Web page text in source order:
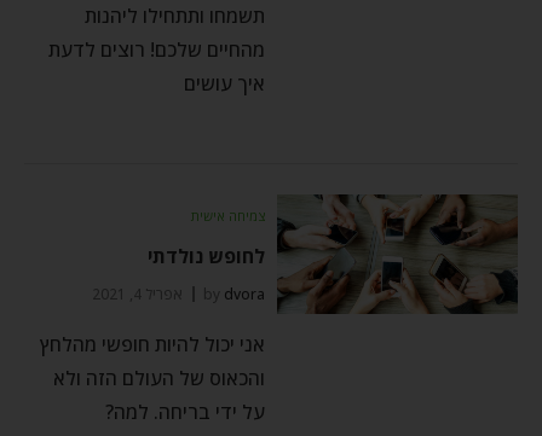
תשמחו ותתחילו ליהנות
מהחיים שלכם! רוצים לדעת
איך עושים
צמיחה אישית
לחופש נולדתי
by dvora אפריל 4, 2021
אני יכול להיות חופשי מהלחץ
והכאוס של העולם הזה ולא
על ידי בריחה. למה?